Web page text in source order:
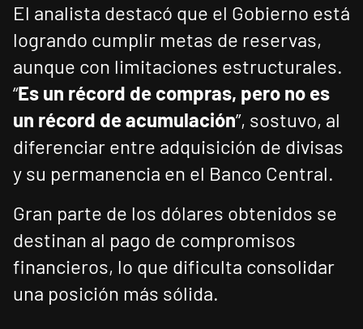
El analista destacó que el Gobierno está
logrando cumplir metas de reservas,
aunque con limitaciones estructurales.
“Es un récord de compras, pero no es
un récord de acumulación”, sostuvo, al
diferenciar entre adquisición de divisas
y su permanencia en el Banco Central.
Gran parte de los dólares obtenidos se
destinan al pago de compromisos
financieros, lo que dificulta consolidar
una posición más sólida.